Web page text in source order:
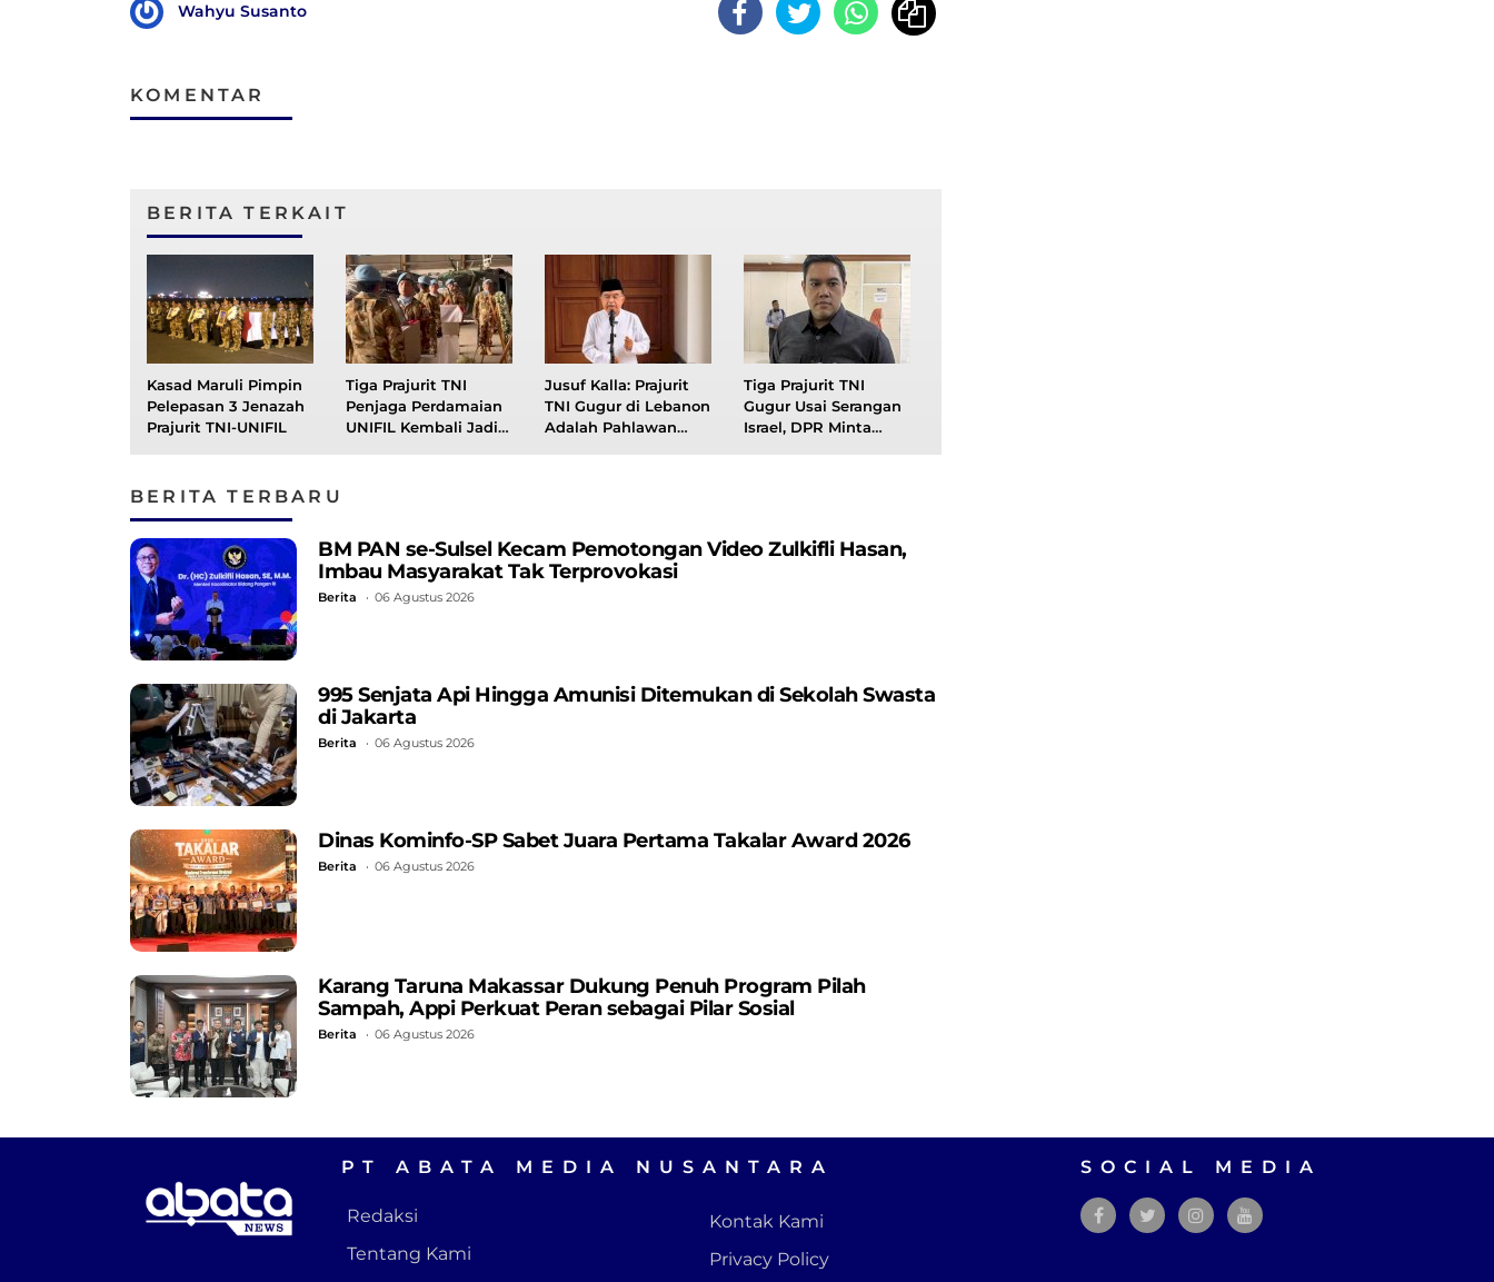
Wahyu Susanto
KOMENTAR
BERITA TERKAIT
Kasad Maruli Pimpin
Pelepasan 3 Jenazah
Prajurit TNI-UNIFIL
Tiga Prajurit TNI
Penjaga Perdamaian
UNIFIL Kembali Jadi
Jusuf Kalla: Prajurit
TNI Gugur di Lebanon
Adalah Pahlawan
Tiga Prajurit TNI
Gugur Usai Serangan
Israel, DPR Minta
BERITA TERBARU
BM PAN se-Sulsel Kecam Pemotongan Video Zulkifli Hasan,
Imbau Masyarakat Tak Terprovokasi
Berita 06 Agustus 2026
995 Senjata Api Hingga Amunisi Ditemukan di Sekolah Swasta
di Jakarta
Berita 06 Agustus 2026
Dinas Kominfo-SP Sabet Juara Pertama Takalar Award 2026
Berita 06 Agustus 2026
Karang Taruna Makassar Dukung Penuh Program Pilah
Sampah, Appi Perkuat Peran sebagai Pilar Sosial
Berita 06 Agustus 2026
PT ABATA MEDIA NUSANTARA
Redaksi
Tentang Kami
Kontak Kami
Privacy Policy
SOCIAL MEDIA